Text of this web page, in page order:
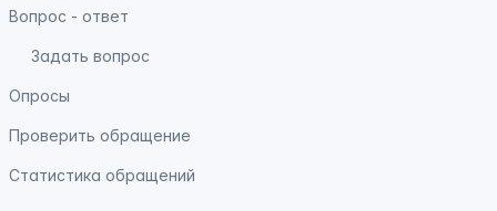
Вопрос - ответ
Задать вопрос
Опросы
Проверить обращение
Статистика обращений